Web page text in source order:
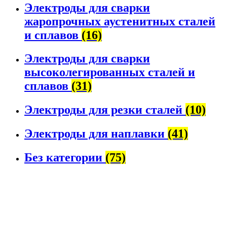
Электроды для сварки
жаропрочных аустенитных сталей
и сплавов (16)
Электроды для сварки
высоколегированных сталей и
сплавов (31)
Электроды для резки сталей (10)
Электроды для наплавки (41)
Без категории (75)